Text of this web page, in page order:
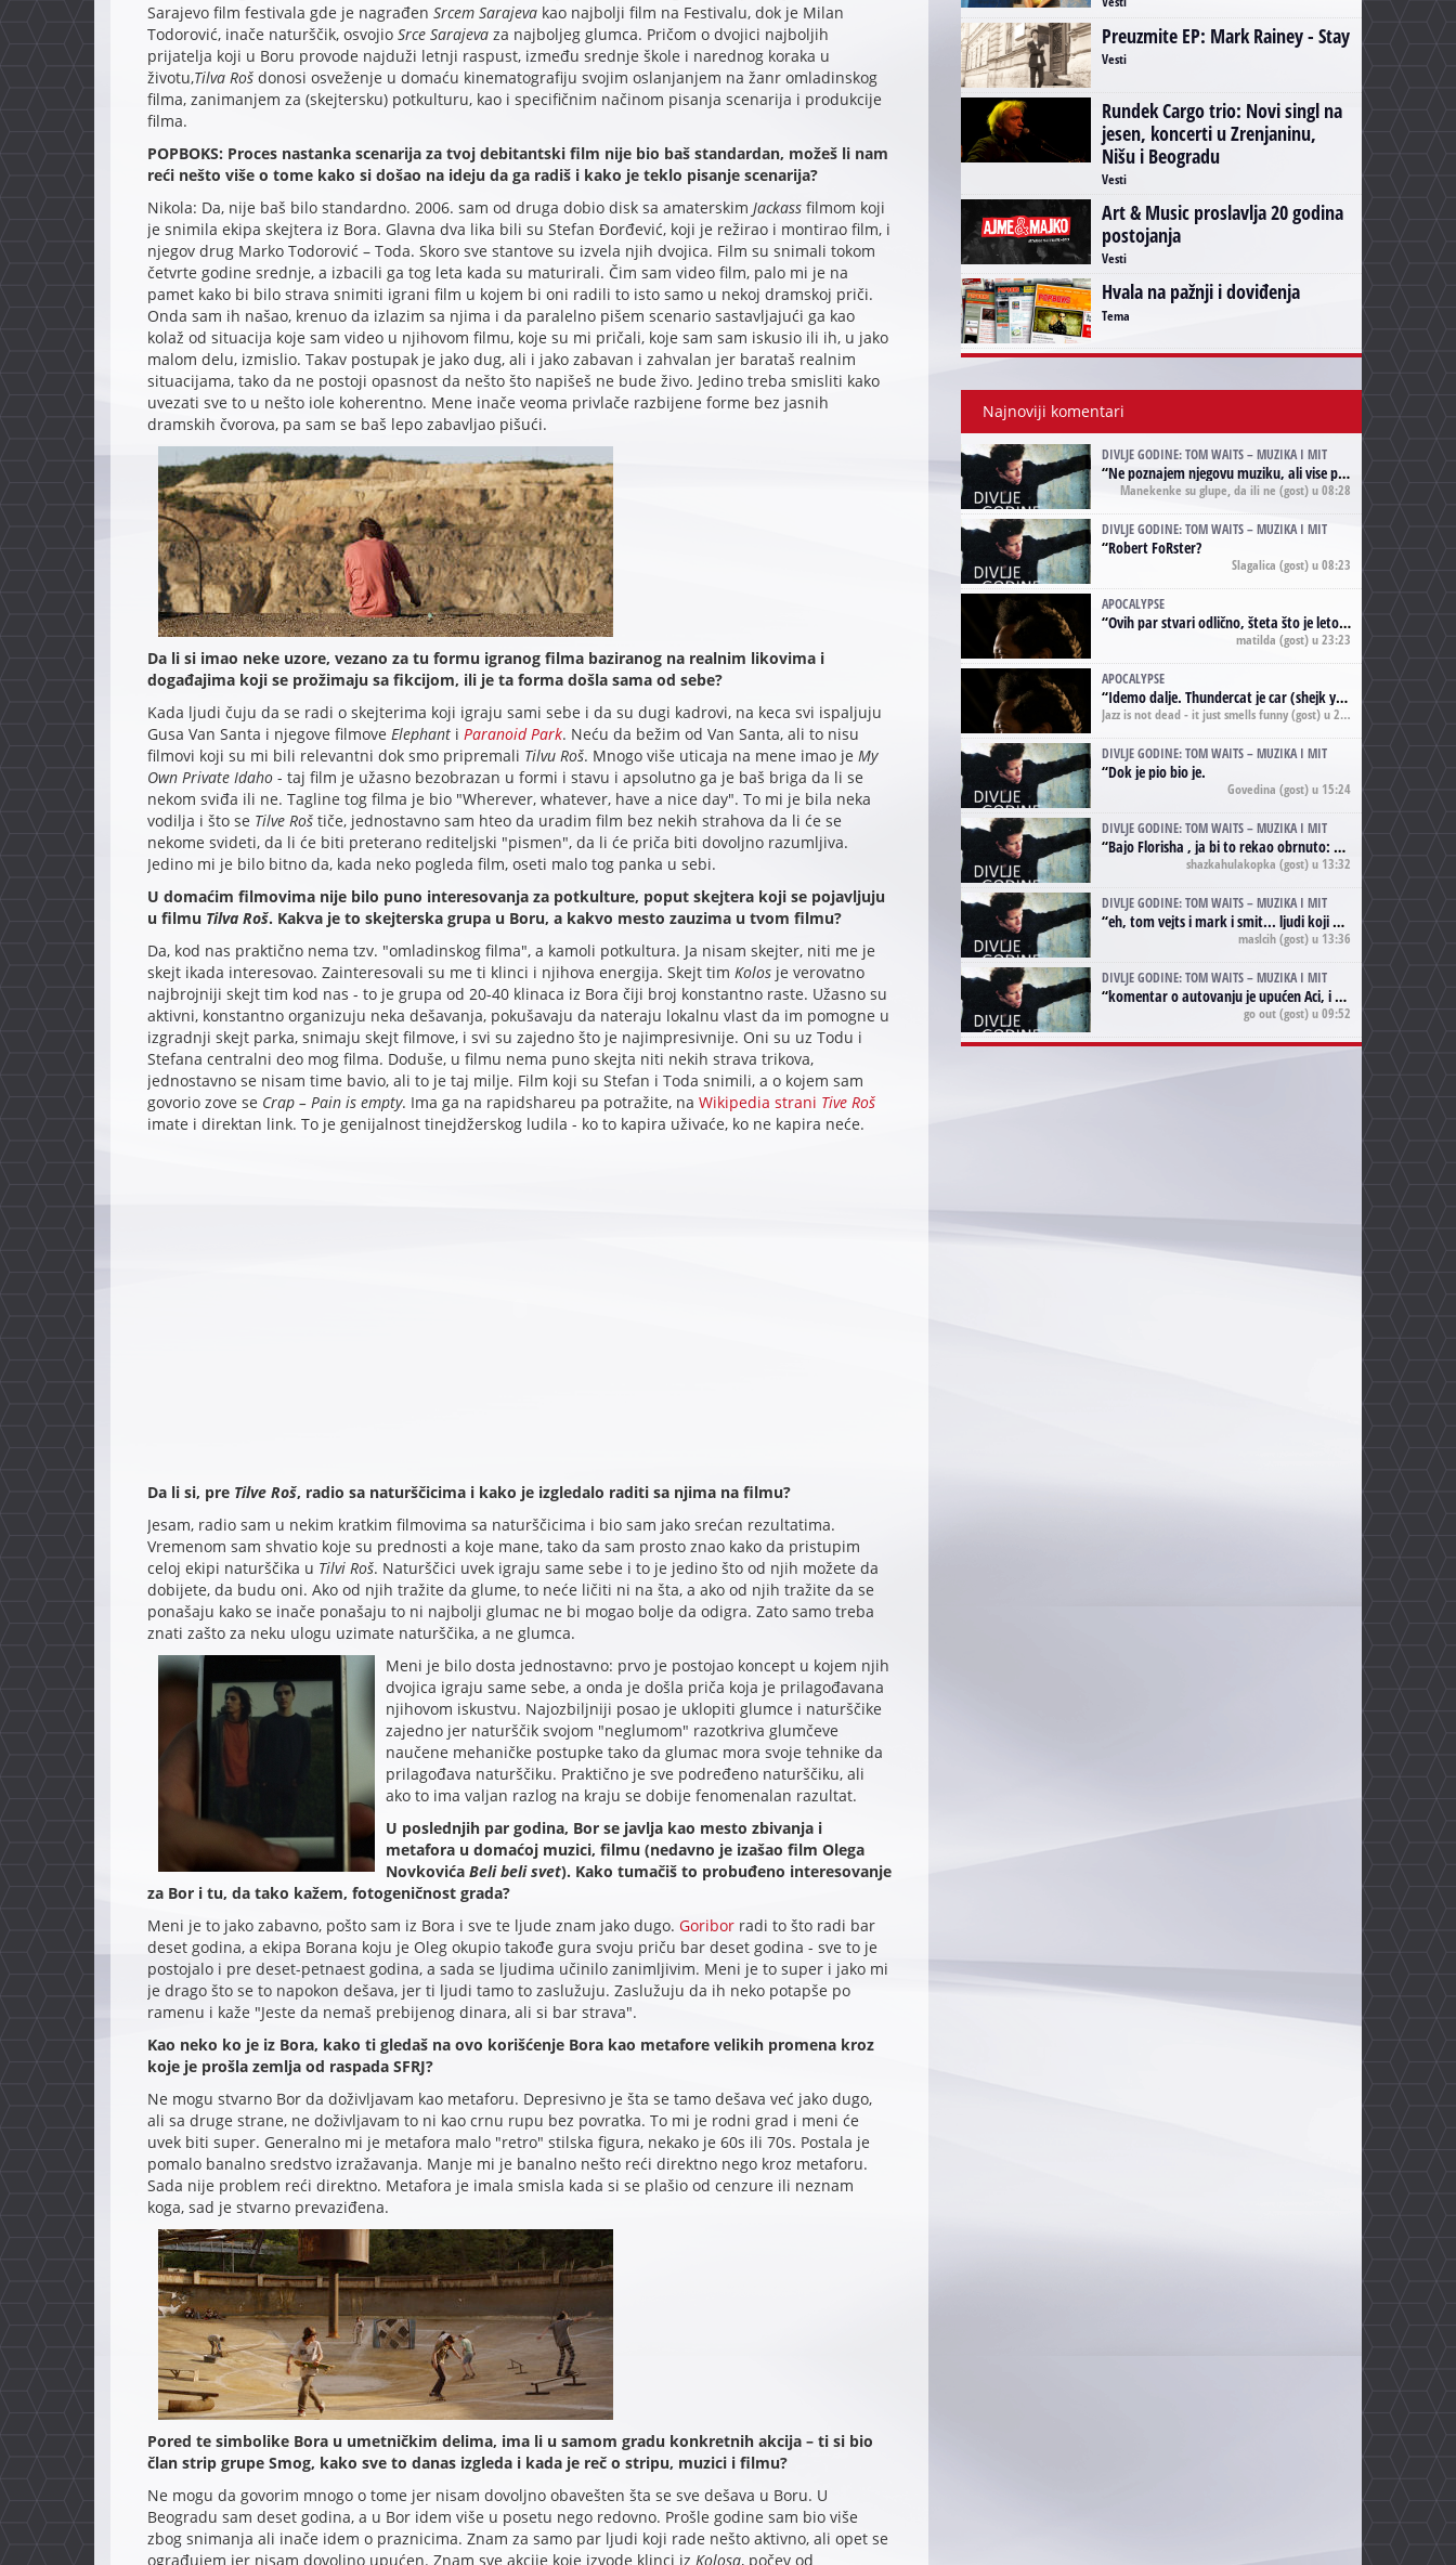
Sarajevo film festivala gde je nagrađen Srcem Sarajevakao najbolji film na Festivalu, dok je Milan
Todorović, inače naturščik, osvojio Srce Sarajevaza najboljeg glumca. Pričom o dvojici najboljih
prijatelja koji u Boru provode najduži letnji raspust, između srednje škole i narednog koraka u
životu,Tilva Rošdonosi osveženje u domaću kinematografiju svojim oslanjanjem na žanr omladinskog
filma, zanimanjem za (skejtersku) potkulturu, kao i specifičnim načinom pisanja scenarija i produkcije
filma.
POPBOKS: Proces nastanka scenarija za tvoj debitantski film nije bio baš standardan, možeš li nam
reći nešto više o tome kako si došao na ideju da ga radiš i kako je teklo pisanje scenarija?
Nikola: Da, nije baš bilo standardno. 2006. sam od druga dobio disk sa amaterskim Jackassfilmom koji
je snimila ekipa skejtera iz Bora. Glavna dva lika bili su Stefan Đorđević, koji je režirao i montirao film, i
njegov drug Marko Todorović – Toda. Skoro sve stantove su izvela njih dvojica. Film su snimali tokom
četvrte godine srednje, a izbacili ga tog leta kada su maturirali. Čim sam video film, palo mi je na
pamet kako bi bilo strava snimiti igrani film u kojem bi oni radili to isto samo u nekoj dramskoj priči.
Onda sam ih našao, krenuo da izlazim sa njima i da paralelno pišem scenario sastavljajući ga kao
kolaž od situacija koje sam video u njihovom filmu, koje su mi pričali, koje sam sam iskusio ili ih, u jako
malom delu, izmislio. Takav postupak je jako dug, ali i jako zabavan i zahvalan jer barataš realnim
situacijama, tako da ne postoji opasnost da nešto što napišeš ne bude živo. Jedino treba smisliti kako
uvezati sve to u nešto iole koherentno. Mene inače veoma privlače razbijene forme bez jasnih
dramskih čvorova, pa sam se baš lepo zabavljao pišući.
Da li si imao neke uzore, vezano za tu formu igranog filma baziranog na realnim likovima i
događajima koji se prožimaju sa fikcijom, ili je ta forma došla sama od sebe?
Kada ljudi čuju da se radi o skejterima koji igraju sami sebe i da su dugi kadrovi, na keca svi ispaljuju
Gusa Van Santa i njegove filmove Elephanti Paranoid Park. Neću da bežim od Van Santa, ali to nisu
filmovi koji su mi bili relevantni dok smo pripremali Tilvu Roš. Mnogo više uticaja na mene imao je My
Own Private Idaho- taj film je užasno bezobrazan u formi i stavu i apsolutno ga je baš briga da li se
nekom sviđa ili ne. Tagline tog filma je bio "Wherever, whatever, have a nice day". To mi je bila neka
vodilja i što se Tilve Roštiče, jednostavno sam hteo da uradim film bez nekih strahova da li će se
nekome svideti, da li će biti preterano rediteljski "pismen", da li će priča biti dovoljno razumljiva.
Jedino mi je bilo bitno da, kada neko pogleda film, oseti malo tog panka u sebi.
U domaćim filmovima nije bilo puno interesovanja za potkulture, poput skejtera koji se pojavljuju
u filmu Tilva Roš. Kakva je to skejterska grupa u Boru, a kakvo mesto zauzima u tvom filmu?
Da, kod nas praktično nema tzv. "omladinskog filma", a kamoli potkultura. Ja nisam skejter, niti me je
skejt ikada interesovao. Zainteresovali su me ti klinci i njihova energija. Skejt tim Kolosje verovatno
najbrojniji skejt tim kod nas - to je grupa od 20-40 klinaca iz Bora čiji broj konstantno raste. Užasno su
aktivni, konstantno organizuju neka dešavanja, pokušavaju da nateraju lokalnu vlast da im pomogne u
izgradnji skejt parka, snimaju skejt filmove, i svi su zajedno što je najimpresivnije. Oni su uz Todu i
Stefana centralni deo mog filma. Doduše, u filmu nema puno skejta niti nekih strava trikova,
jednostavno se nisam time bavio, ali to je taj milje. Film koji su Stefan i Toda snimili, a o kojem sam
govorio zove se Crap – Pain is empty. Ima ga na rapidshareu pa potražite, na Wikipedia strani Tive Roš
imate i direktan link. To je genijalnost tinejdžerskog ludila - ko to kapira uživaće, ko ne kapira neće.
Da li si, pre Tilve Roš, radio sa naturščicima i kako je izgledalo raditi sa njima na filmu?
Jesam, radio sam u nekim kratkim filmovima sa naturščicima i bio sam jako srećan rezultatima.
Vremenom sam shvatio koje su prednosti a koje mane, tako da sam prosto znao kako da pristupim
celoj ekipi naturščika u Tilvi Roš. Naturščici uvek igraju same sebe i to je jedino što od njih možete da
dobijete, da budu oni. Ako od njih tražite da glume, to neće ličiti ni na šta, a ako od njih tražite da se
ponašaju kako se inače ponašaju to ni najbolji glumac ne bi mogao bolje da odigra. Zato samo treba
znati zašto za neku ulogu uzimate naturščika, a ne glumca.
Meni je bilo dosta jednostavno: prvo je postojao koncept u kojem njih
dvojica igraju same sebe, a onda je došla priča koja je prilagođavana
njihovom iskustvu. Najozbiljniji posao je uklopiti glumce i naturščike
zajedno jer naturščik svojom "neglumom" razotkriva glumčeve
naučene mehaničke postupke tako da glumac mora svoje tehnike da
prilagođava naturščiku. Praktično je sve podređeno naturščiku, ali
ako to ima valjan razlog na kraju se dobije fenomenalan razultat.
U poslednjih par godina, Bor se javlja kao mesto zbivanja i
metafora u domaćoj muzici, filmu (nedavno je izašao film Olega
Novkovića Beli beli svet). Kako tumačiš to probuđeno interesovanje
za Bor i tu, da tako kažem, fotogeničnost grada?
Meni je to jako zabavno, pošto sam iz Bora i sve te ljude znam jako dugo. Goriborradi to što radi bar
deset godina, a ekipa Borana koju je Oleg okupio takođe gura svoju priču bar deset godina - sve to je
postojalo i pre deset-petnaest godina, a sada se ljudima učinilo zanimljivim. Meni je to super i jako mi
je drago što se to napokon dešava, jer ti ljudi tamo to zaslužuju. Zaslužuju da ih neko potapše po
ramenu i kaže "Jeste da nemaš prebijenog dinara, ali si bar strava".
Kao neko ko je iz Bora, kako ti gledaš na ovo korišćenje Bora kao metafore velikih promena kroz
koje je prošla zemlja od raspada SFRJ?
Ne mogu stvarno Bor da doživljavam kao metaforu. Depresivno je šta se tamo dešava već jako dugo,
ali sa druge strane, ne doživljavam to ni kao crnu rupu bez povratka. To mi je rodni grad i meni će
uvek biti super. Generalno mi je metafora malo "retro" stilska figura, nekako je 60s ili 70s. Postala je
pomalo banalno sredstvo izražavanja. Manje mi je banalno nešto reći direktno nego kroz metaforu.
Sada nije problem reći direktno. Metafora je imala smisla kada si se plašio od cenzure ili neznam
koga, sad je stvarno prevaziđena.
Pored te simbolike Bora u umetničkim delima, ima li u samom gradu konkretnih akcija – ti si bio
član strip grupe Smog, kako sve to danas izgleda i kada je reč o stripu, muzici i filmu?
Ne mogu da govorim mnogo o tome jer nisam dovoljno obavešten šta se sve dešava u Boru. U
Beogradu sam deset godina, a u Bor idem više u posetu nego redovno. Prošle godine sam bio više
zbog snimanja ali inače idem o praznicima. Znam za samo par ljudi koji rade nešto aktivno, ali opet se
ograđujem jer nisam dovoljno upućen. Znam sve akcije koje izvode klinci iz Kolosa, počev od
Preuzmite EP: Mark Rainey - Stay
Vesti
Rundek Cargo trio: Novi singl na
jesen, koncerti u Zrenjaninu,
Nišu i Beogradu
Vesti
Art & Music proslavlja 20 godina
postojanja
Vesti
Hvala na pažnji i doviđenja
Tema
Najnoviji komentari
DIVLJE GODINE: TOM WAITS – MUZIKA I MIT
“Ne poznajem njegovu muziku, ali vise puta nego sto sam to zazeleo gledao sam njegove umjetnicke slike na raznim stranama interneta. Te stoga zakljucujem da je Tom Waits Lady Gaga muzike namrstenih, ma
Manekenke su glupe, da ili ne (gost) u 08:28
DIVLJE GODINE: TOM WAITS – MUZIKA I MIT
“Robert FoRster?
Slagalica (gost) u 08:23
APOCALYPSE
“Ovih par stvari odlično, šteta što je leto pri kraju, a kaput koji te vervoatno podseća na pirotski ćilim je iz tradicije Navaho indijanaca ;)
matilda (gost) u 23:23
APOCALYPSE
“Idemo dalje. Thundercat je car (shejk yerbuti )!
Jazz is not dead - it just smells funny(gost) u 20:11
DIVLJE GODINE: TOM WAITS – MUZIKA I MIT
“Dok je pio bio je.
Govedina (gost) u 15:24
DIVLJE GODINE: TOM WAITS – MUZIKA I MIT
“Bajo Florisha , ja bi to rekao obrnuto: Beefheart je za Waitsa, isto sto i Hendrix za Lenny Kravitza
shazkahulakopka (gost) u 13:32
DIVLJE GODINE: TOM WAITS – MUZIKA I MIT
“eh, tom vejts i mark i smit... ljudi koji bi muzici više doprineli da su radili kao vozači tramvaja u gsp-u.
maslcih(gost) u 13:36
DIVLJE GODINE: TOM WAITS – MUZIKA I MIT
“komentar o autovanju je upućen Aci, i odnosi se na ono drugo autovanje...'senzualnost Waitsa' ;)
go out(gost) u 09:52